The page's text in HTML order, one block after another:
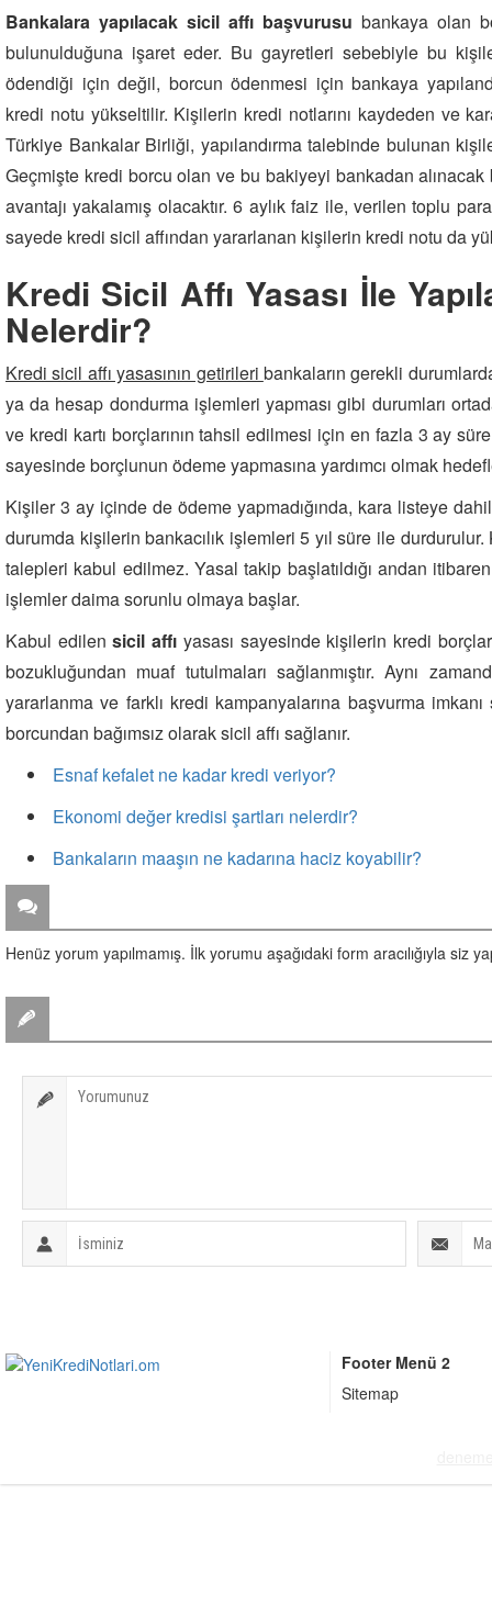
Bankalara yapılacak sicil affı başvurusubankaya olan
bulunulduğuna işaret eder. Bu gayretleri sebebiyle bu
ödendiği için değil, borcun ödenmesi için bankaya
kredi notu yükseltilir. Kişilerin kredi notlarını kaydeden ve
Türkiye Bankalar Birliği, yapılandırma talebinde bulunan
Geçmişte kredi borcu olan ve bu bakiyeyi bankadan
avantajı yakalamış olacaktır. 6 aylık faiz ile, verilen toplu
sayede kredi sicil affından yararlanan kişilerin kredi notu da
Kredi Sicil Affı Yasası İle
Nelerdir?
Kredi sicil affı yasasının getirileri bankaların gerekli
ya da hesap dondurma işlemleri yapması gibi durumları
ve kredi kartı borçlarının tahsil edilmesi için en fazla 3 ay süre
sayesinde borçlunun ödeme yapmasına yardımcı olmak
Kişiler 3 ay içinde de ödeme yapmadığında, kara listeye
durumda kişilerin bankacılık işlemleri 5 yıl süre ile durdurulur.
talepleri kabul edilmez. Yasal takip başlatıldığı andan
işlemler daima sorunlu olmaya başlar.
Kabul edilensicil affı yasası sayesinde kişilerin kredi
bozukluğundan muaf tutulmaları sağlanmıştır. Aynı
yararlanma ve farklı kredi kampanyalarına başvurma
borcundan bağımsız olarak sicil affı sağlanır.
Esnaf kefalet ne kadar kredi veriyor?
Ekonomi değer kredisi şartları nelerdir?
Bankaların maaşın ne kadarına haciz koyabilir?
Henüz yorum yapılmamış. İlk yorumu aşağıdaki form aracılığıyla siz
Footer Menü 2
Sitemap